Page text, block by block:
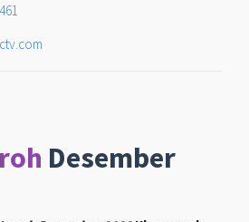
Desember